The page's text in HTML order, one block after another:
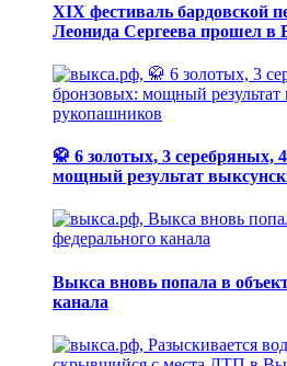
XIX фестиваль бардовской
Леонида Сергеева прошел в
🥋 6 золотых, 3 серебряных,
мощный результат
Выкса вновь попала в
канала